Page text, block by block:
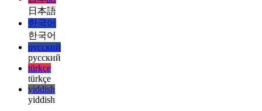
magyar
italiano
italiano
日本語
日本語
한국어
한국어
русский
русский
türkçe